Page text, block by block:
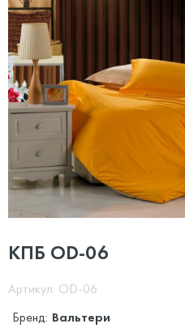
КПБ OD-06
Артикул: OD-06
Бренд: Вальтери